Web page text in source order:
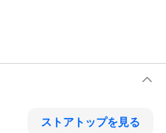
ストアトップを見る